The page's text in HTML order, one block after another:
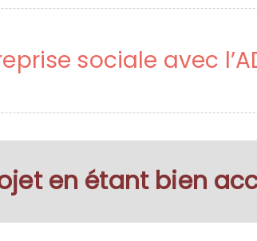
sociale avec
en étant bien